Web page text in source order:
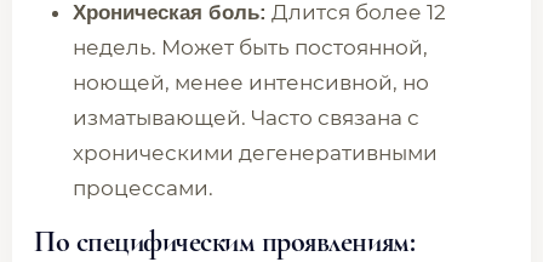
Хроническая боль: Длится более 12
недель. Может быть постоянной,
ноющей, менее интенсивной, но
изматывающей. Часто связана с
хроническими дегенеративными
процессами.
По специфическим проявлениям: